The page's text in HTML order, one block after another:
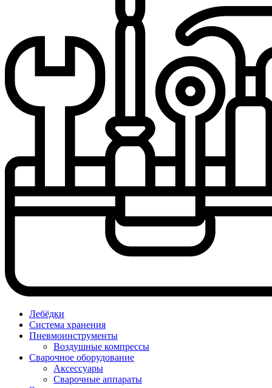
Лебёдки
Система хранения
Пневмоинструменты
Воздушные компрессы
Сварочное оборудование
Аксессуары
Сварочные аппараты